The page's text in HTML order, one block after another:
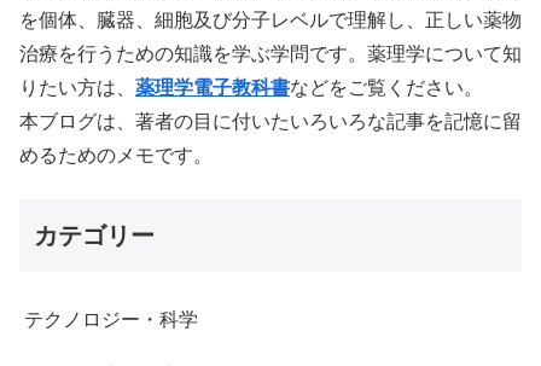
を個体、臓器、細胞及び分子レベルで理解し、正しい薬物
治療を行うための知識を学ぶ学問です。薬理学について知
りたい方は、 薬理学電子教科書などをご覧ください。
本ブログは、著者の目に付いたいろいろな記事を記憶に留
めるためのメモです。
カテゴリー
テクノロジー・科学